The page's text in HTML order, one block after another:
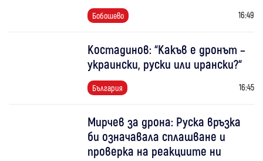
Бобошево 16:49
Костадинов: “Какъв е дронът –
украински, руски или ирански?“
България 16:45
Мирчев за дрона: Руска връзка
би означавала сплашване и
проверка на реакциите ни